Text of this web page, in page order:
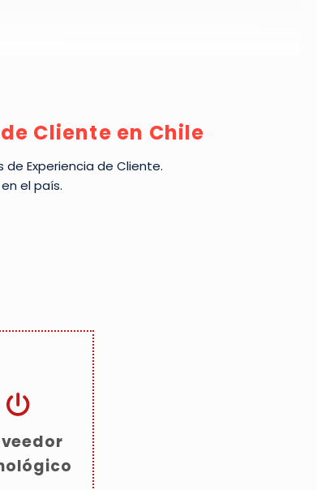
Cliente en Chile
Experiencia de Cliente.
el país.